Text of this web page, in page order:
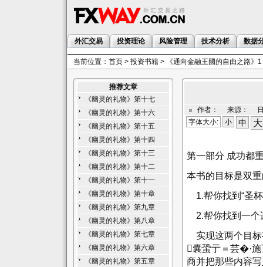
外汇交易 投资理论 风险管理 技术分析 数据
当前位置： 首页 > 投资书籍 > 《通向金融王國的自由之路》1
推荐文章
《幽灵的礼物》第十七
《幽灵的礼物》第十六
《幽灵的礼物》第十五
《幽灵的礼物》第十四
《幽灵的礼物》第十三
《幽灵的礼物》第十二
《幽灵的礼物》第十一
《幽灵的礼物》第十章
《幽灵的礼物》第九章
《幽灵的礼物》第八章
《幽灵的礼物》第七章
《幽灵的礼物》第六章
《幽灵的礼物》第五章
作者： 来源： 日
字体大小:
小 中 大
第一部分 成功都
本书的目标是双
1.帮你找到“圣
2.帮你找到一个
实现这两个目标
囊蛩亍＝芸�·
商并把那些内容